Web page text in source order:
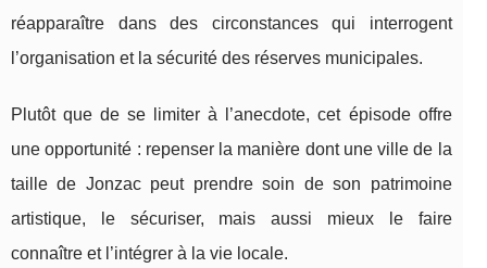
réapparaître dans des circonstances qui interrogent
l’organisation et la sécurité des réserves municipales.
Plutôt que de se limiter à l’anecdote, cet épisode offre
une opportunité : repenser la manière dont une ville de la
taille de Jonzac peut prendre soin de son patrimoine
artistique, le sécuriser, mais aussi mieux le faire
connaître et l’intégrer à la vie locale.